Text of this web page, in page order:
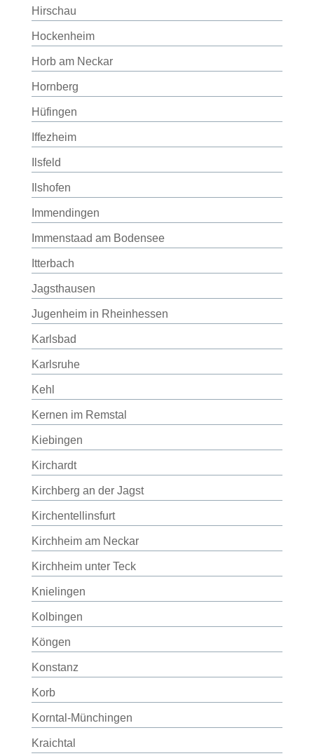
Hirschau
Hockenheim
Horb am Neckar
Hornberg
Hüfingen
Iffezheim
Ilsfeld
Ilshofen
Immendingen
Immenstaad am Bodensee
Itterbach
Jagsthausen
Jugenheim in Rheinhessen
Karlsbad
Karlsruhe
Kehl
Kernen im Remstal
Kiebingen
Kirchardt
Kirchberg an der Jagst
Kirchentellinsfurt
Kirchheim am Neckar
Kirchheim unter Teck
Knielingen
Kolbingen
Köngen
Konstanz
Korb
Korntal-Münchingen
Kraichtal